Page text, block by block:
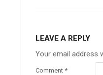
LEAVE A REPLY
Your email address
Comment *